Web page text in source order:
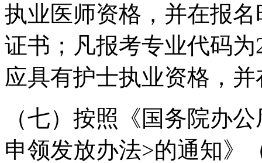
执业医师资格，并在报
证书；凡报考专业代码
应具有护士执业资格，
（七）按照《国务院办
申领发放办法>的通知》